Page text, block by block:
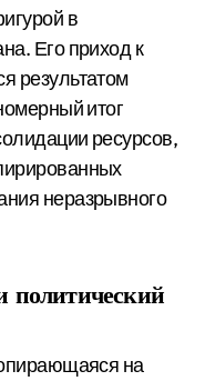
в
Его приход к
результатом
итог
ресурсов,
неразрывного
политический
на